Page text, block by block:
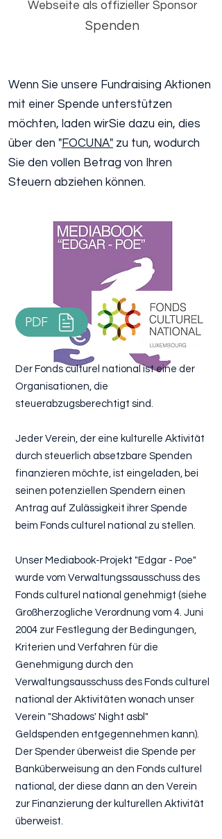
Webseite als offizieller Sponsor
Spenden
Wenn Sie unsere Fundraising Aktionen
mit einer Spende unterstützen
möchten, laden wirSie dazu ein, dies
über den "FOCUNA" zu tun, wodurch
Sie den vollen Betrag von Ihren
Steuern abziehen können.
PDF
Der Fonds culturel national ist eine der
Organisationen, die
steuerabzugsberechtigt sind.
Jeder Verein, der eine kulturelle Aktivität
durch steuerlich absetzbare Spenden
finanzieren möchte, ist eingeladen, bei
seinen potenziellen Spendern einen
Antrag auf Zulässigkeit ihrer Spende
beim Fonds culturel national zu stellen.
Unser Mediabook-Projekt "Edgar - Poe"
wurde vom Verwaltungssausschuss des
Fonds culturel national genehmigt (siehe
Großherzogliche Verordnung vom 4. Juni
2004 zur Festlegung der Bedingungen,
Kriterien und Verfahren für die
Genehmigung durch den
Verwaltungsausschuss des Fonds culturel
national der Aktivitäten wonach unser
Verein "Shadows' Night asbl"
Geldspenden entgegennehmen kann).
Der Spender überweist die Spende per
Banküberweisung an den Fonds culturel
national, der diese dann an den Verein
zur Finanzierung der kulturellen Aktivität
überweist.